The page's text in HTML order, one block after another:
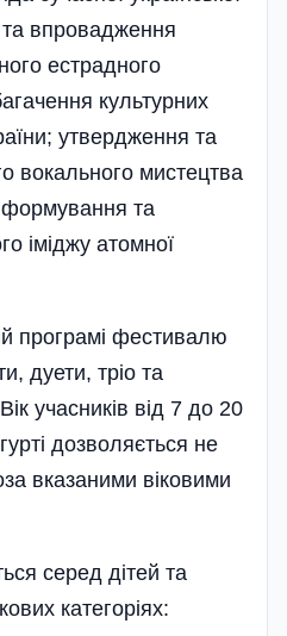
та впровадження
естрадного
культурних
утвердження та
вокального мистецтва
формування та
іміджу атомної
програмі фестивалю
дуети, тріо та
учасників від 7 до 20
дозволяється не
вказаними віковими
серед дітей та
категоріях: